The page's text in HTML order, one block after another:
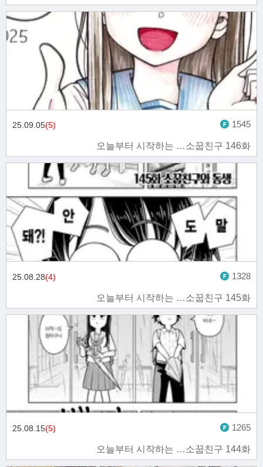
오늘부터 시작하는 …소꿉친구 146화
25.09.05(5) 1545
오늘부터 시작하는 …소꿉친구 145화
25.08.28(4) 1328
오늘부터 시작하는 …소꿉친구 144화
25.08.15(5) 1265